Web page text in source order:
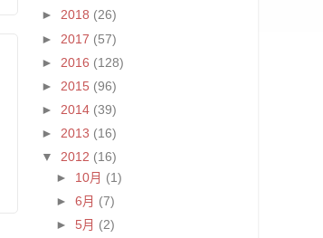
► 2018 (26)
► 2017 (57)
► 2016 (128)
► 2015 (96)
► 2014 (39)
► 2013 (16)
▼ 2012 (16)
► 10月 (1)
►6月 (7)
► 5月 (2)